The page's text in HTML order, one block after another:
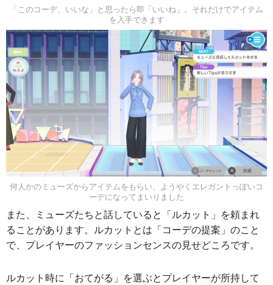
「このコーデ、いいな」と思ったら即「いいね」。それだけでアイテム
を入手できます
何人かのミューズからアイテムをもらい、ようやくエレガントっぽいコ
ーデになってまいりました
また、ミューズたちと話していると「ルカット」を頼まれ
ることがあります。ルカットとは「コーデの提案」のこと
で、プレイヤーのファッションセンスの見せどころです。
ルカット時に「おてがる」を選ぶとプレイヤーが所持して